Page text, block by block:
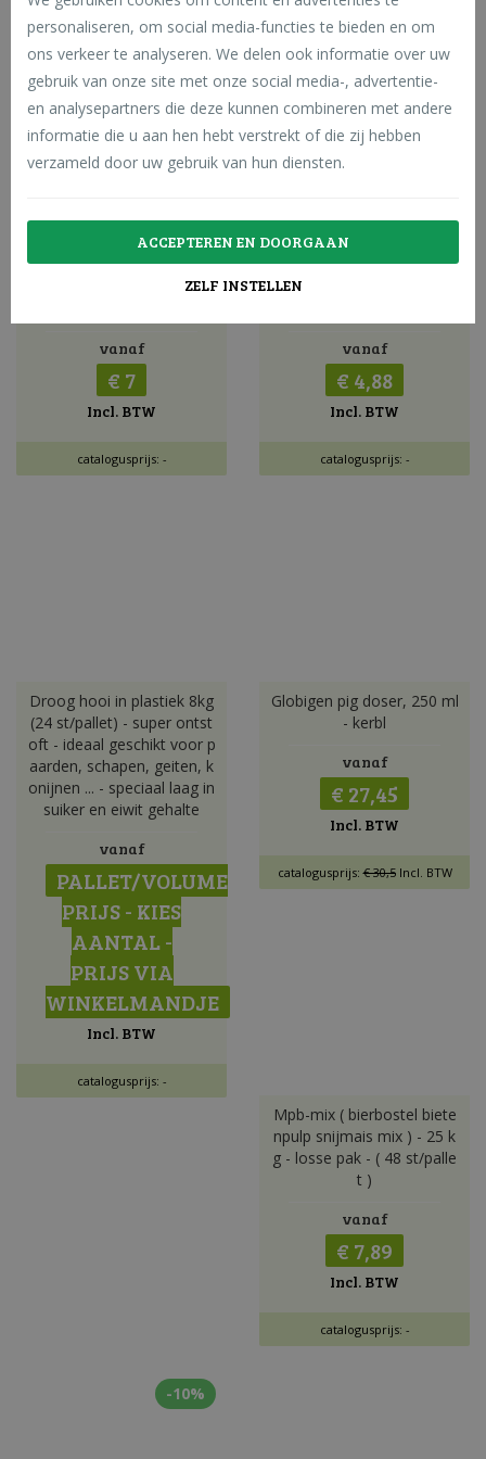
g - losse pak - super ontst
oft - ideaal geschikt voor p
aarden, schapen, geiten, k
onijnen ... - speciaal laag in
vanaf
€ 7
Incl. BTW
catalogusprijs: -
- losse pak - super ontstof
t - ideaal geschikt voor pa
arden, schapen, geiten, ko
nijnen ... - speciaal laag in s
vanaf
€ 4,88
Incl. BTW
catalogusprijs: -
Droog hooi in plastiek 8kg
(24 st/pallet) - super ontst
oft - ideaal geschikt voor p
aarden, schapen, geiten, k
onijnen ... - speciaal laag in
suiker en eiwit gehalte
vanaf
PALLET/VOLUME
PRIJS - KIES
AANTAL -
PRIJS VIA
WINKELMANDJE
Incl. BTW
catalogusprijs: -
Globigen pig doser, 250 ml
- kerbl
vanaf
€ 27,45
Incl. BTW
catalogusprijs:€ 30,5Incl. BTW
Mpb-mix ( bierbostel biete
npulp snijmais mix ) - 25 k
g - losse pak - ( 48 st/palle
t )
vanaf
€ 7,89
Incl. BTW
catalogusprijs: -
-10%
personaliseren, om social media-functies te bieden en om
ons verkeer te analyseren. We delen ook informatie over uw
gebruik van onze site met onze social media-, advertentie-
en analysepartners die deze kunnen combineren met andere
informatie die u aan hen hebt verstrekt of die zij hebben
verzameld door uw gebruik van hun diensten.
ZELF INSTELLEN
ACCEPTEREN EN DOORGAAN